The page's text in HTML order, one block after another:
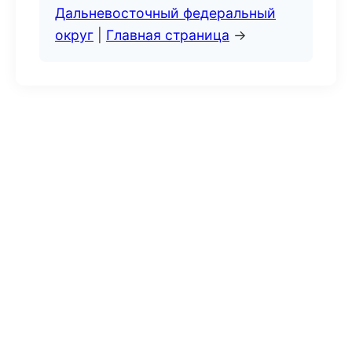
Дальневосточный федеральный
округ
Главная страница →